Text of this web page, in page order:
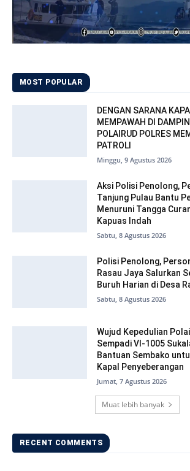
MOST POPULAR
DENGAN SARANA
MEMPAWAH DI
POLAIRUD POLRES
PATROLI
Minggu, 9 Agustus 2026
Aksi Polisi Penolong,
Tanjung Pulau Bantu
Menuruni Tangga
Kapuas Indah
Sabtu, 8 Agustus 2026
Polisi Penolong,
Rasau Jaya Salurkan
Buruh Harian di Desa
Sabtu, 8 Agustus 2026
Wujud Kepedulian
Sempadi VI-1005
Bantuan Sembako
Kapal Penyeberangan
Jumat, 7 Agustus 2026
Muat lebih banyak
RECENT COMMENTS